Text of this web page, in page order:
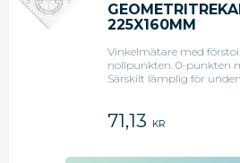
225X160MM
Vinkelmätare med
nollpunkten. 0-punkten
Särskilt lämplig för
71,13 KR